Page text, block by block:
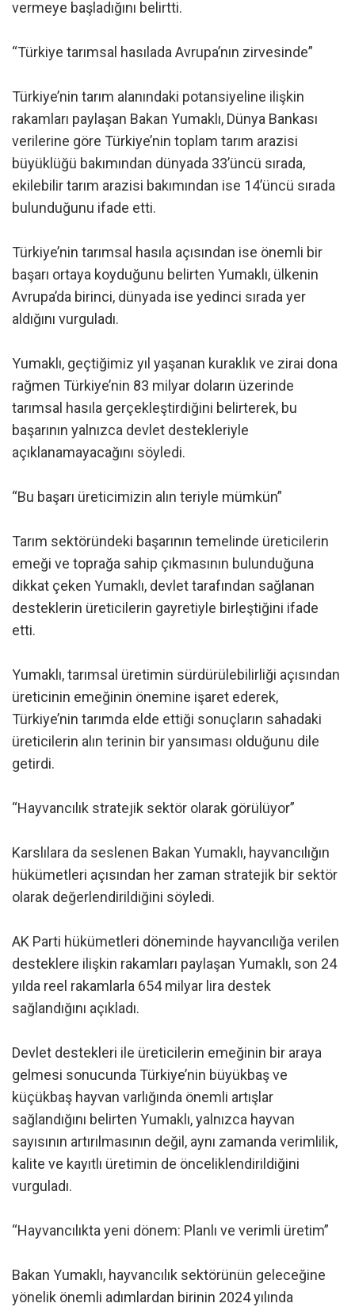
vermeye başladığını belirtti.
“Türkiye tarımsal hasılada Avrupa’nın zirvesinde”
Türkiye’nin tarım alanındaki potansiyeline ilişkin
rakamları paylaşan Bakan Yumaklı, Dünya Bankası
verilerine göre Türkiye’nin toplam tarım arazisi
büyüklüğü bakımından dünyada 33’üncü sırada,
ekilebilir tarım arazisi bakımından ise 14’üncü sırada
bulunduğunu ifade etti.
Türkiye’nin tarımsal hasıla açısından ise önemli bir
başarı ortaya koyduğunu belirten Yumaklı, ülkenin
Avrupa’da birinci, dünyada ise yedinci sırada yer
aldığını vurguladı.
Yumaklı, geçtiğimiz yıl yaşanan kuraklık ve zirai dona
rağmen Türkiye’nin 83 milyar doların üzerinde
tarımsal hasıla gerçekleştirdiğini belirterek, bu
başarının yalnızca devlet destekleriyle
açıklanamayacağını söyledi.
“Bu başarı üreticimizin alın teriyle mümkün”
Tarım sektöründeki başarının temelinde üreticilerin
emeği ve toprağa sahip çıkmasının bulunduğuna
dikkat çeken Yumaklı, devlet tarafından sağlanan
desteklerin üreticilerin gayretiyle birleştiğini ifade
etti.
Yumaklı, tarımsal üretimin sürdürülebilirliği açısından
üreticinin emeğinin önemine işaret ederek,
Türkiye’nin tarımda elde ettiği sonuçların sahadaki
üreticilerin alın terinin bir yansıması olduğunu dile
getirdi.
“Hayvancılık stratejik sektör olarak görülüyor”
Karslılara da seslenen Bakan Yumaklı, hayvancılığın
hükümetleri açısından her zaman stratejik bir sektör
olarak değerlendirildiğini söyledi.
AK Parti hükümetleri döneminde hayvancılığa verilen
desteklere ilişkin rakamları paylaşan Yumaklı, son 24
yılda reel rakamlarla 654 milyar lira destek
sağlandığını açıkladı.
Devlet destekleri ile üreticilerin emeğinin bir araya
gelmesi sonucunda Türkiye’nin büyükbaş ve
küçükbaş hayvan varlığında önemli artışlar
sağlandığını belirten Yumaklı, yalnızca hayvan
sayısının artırılmasının değil, aynı zamanda verimlilik,
kalite ve kayıtlı üretimin de önceliklendirildiğini
vurguladı.
“Hayvancılıkta yeni dönem: Planlı ve verimli üretim”
Bakan Yumaklı, hayvancılık sektörünün geleceğine
yönelik önemli adımlardan birinin 2024 yılında